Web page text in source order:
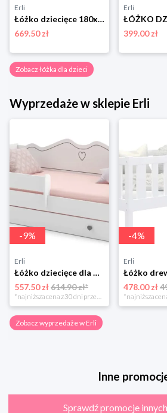
Erli
Łóżko dziecięce 180x90 białe + materac HAPPY
669.50 zł
Erli
399.00 zł
Zobacz łóżka dla dzieci
Wyprzedaże w sklepie Erli
-9%
Erli
Łóżko dziecięce dla dziewczynki EmmaKOBI 160x80 białe z szufladą + materac
557.50 zł614.90 zł*
-4%
Erli
478.00 zł
Zobacz wyprzedaże w Erli
Inne
Sprawdź promocje